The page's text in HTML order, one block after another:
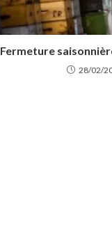
Fermeture
28/02/